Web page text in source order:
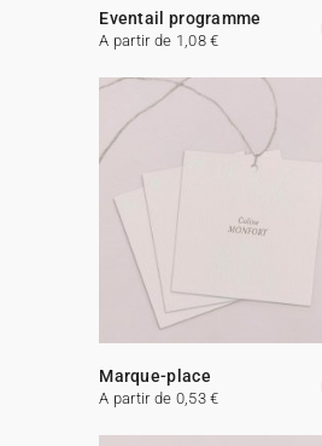
Eventail programme
A partir de 1,08 €
Marque-place
A partir de 0,53 €